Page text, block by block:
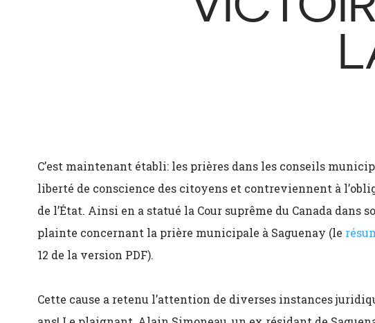
C’est maintenant établi: les prières dans les conseils
liberté de conscience des citoyens et contreviennent à
de l’État. Ainsi en a statué la Cour suprême du Canada dans
plainte concernant la prière municipale à Saguenay (le
12 de la version PDF).
Cette cause a retenu l’attention de diverses instances